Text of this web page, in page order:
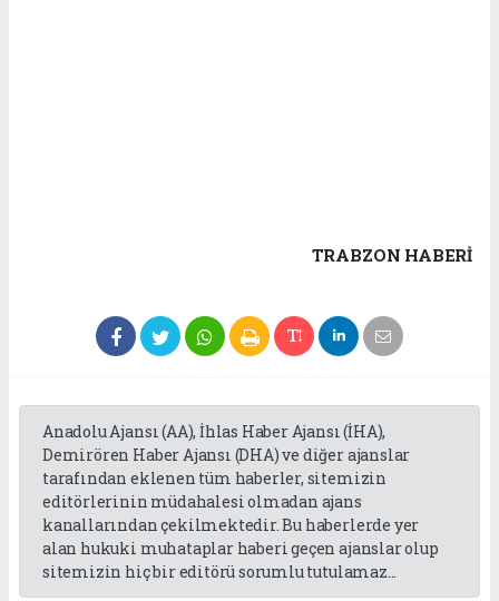
TRABZON HABERİ
Anadolu Ajansı (AA), İhlas Haber Ajansı (İHA),
Demirören Haber Ajansı (DHA) ve diğer ajanslar
tarafından eklenen tüm haberler, sitemizin
editörlerinin müdahalesi olmadan ajans
kanallarından çekilmektedir. Bu haberlerde yer
alan hukuki muhataplar haberi geçen ajanslar olup
sitemizin hiç bir editörü sorumlu tutulamaz...